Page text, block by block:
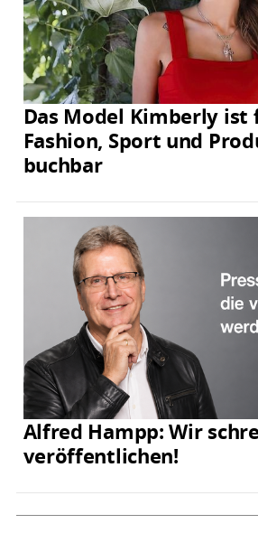
Das Model Kimberly ist
Fashion, Sport und
buchbar
Alfred Hampp: Wir
veröffentlichen!